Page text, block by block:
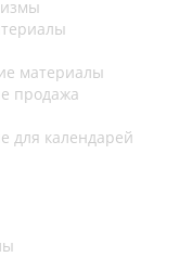
материалы
продажа
для календарей